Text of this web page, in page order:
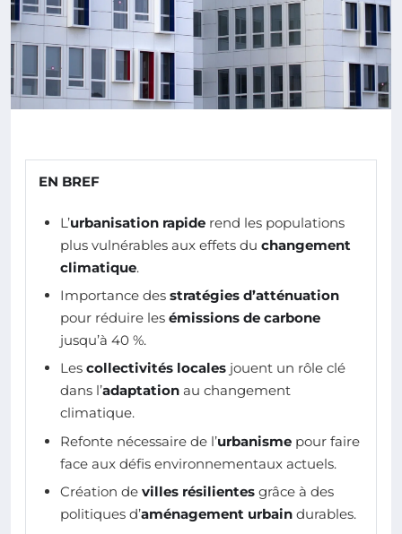
EN BREF
L’urbanisation rapide rend les populations
plus vulnérables aux effets du changement
climatique.
Importance des stratégies d’atténuation
pour réduire les émissions de carbone
jusqu’à 40 %.
Les collectivités locales jouent un rôle clé
dans l’adaptation au changement
climatique.
Refonte nécessaire de l’urbanisme pour faire
face aux défis environnementaux actuels.
Création de villes résilientes grâce à des
politiques d’aménagement urbain durables.